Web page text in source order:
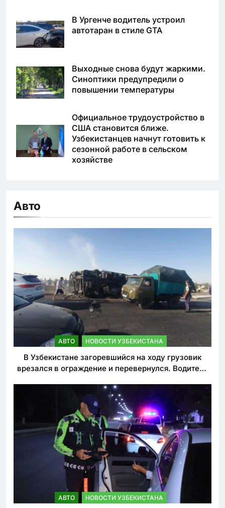
В Ургенче водитель устроил
автотаран в стиле GTA
Выходные снова будут жаркими.
Синоптики предупредили о
повышении температуры
Официальное трудоустройство в
США становится ближе.
Узбекистанцев начнут готовить к
сезонной работе в сельском
хозяйстве
Авто
АВТО НОВОСТИ УЗБЕКИСТАНА
В Узбекистане загоревшийся на ходу грузовик
врезался в ограждение и перевернулся. Водитель
АВТО НОВОСТИ УЗБЕКИСТАНА